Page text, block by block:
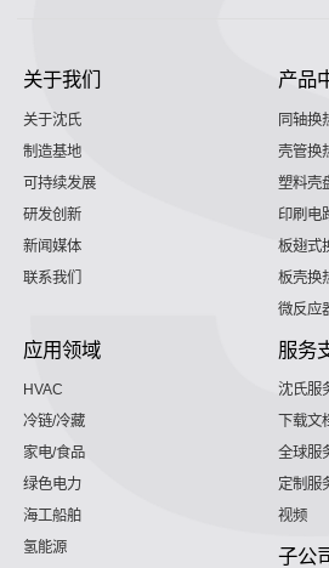
关于我们
关于沈氏
制造基地
可持续发展
研发创新
新闻媒体
联系我们
产品
同轴换
壳管换
塑料壳
印刷电
板翅式
板壳换
微反应
应用领域
HVAC
冷链/冷藏
家电/食品
绿色电力
海工船舶
氢能源
服务
沈氏服
下载文
全球服
定制服
视频
子公